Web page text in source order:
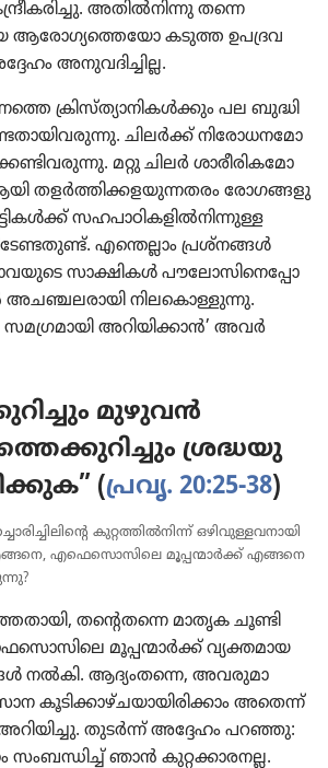
അതിൽനി​ന്നു തന്നെ
ആരോ​ഗ്യ​ത്തെ​യോ കടുത്ത ഉപദ്ര​വ​
അനുവ​ദി​ച്ചില്ല.
ക്രിസ്‌ത്യാ​നി​കൾക്കും പല ബുദ്ധി​
ചിലർക്ക്‌ നിരോ​ധ​ന​മോ
മറ്റു ചിലർ ശാരീ​രി​ക​മോ
തളർത്തി​ക്ക​ള​യു​ന്ന​തരം രോഗ​ങ്ങ​ളു​
സഹപാ​ഠി​ക​ളിൽനി​ന്നുള്ള
എന്തെല്ലാം പ്രശ്‌നങ്ങൾ
സാക്ഷികൾ പൗലോ​സി​നെ​പ്പോ​
അചഞ്ചല​രാ​യി നില​കൊ​ള്ളു​ന്നു.
അറിയി​ക്കാൻ’ അവർ
മുഴുവൻ
ശ്രദ്ധയു​
(പ്രവൃ. 20:25-38)
കുറ്റത്തിൽനിന്ന്‌ ഒഴിവു​ള്ള​വ​നാ​യി​
എഫെ​സൊ​സി​ലെ മൂപ്പന്മാർക്ക്‌ എങ്ങനെ
തന്റെതന്നെ മാതൃക ചൂണ്ടി​
മൂപ്പന്മാർക്ക്‌ വ്യക്തമായ
നൽകി. ആദ്യം​തന്നെ, അവരു​മാ​
കൂടി​ക്കാ​ഴ്‌ച​യാ​യി​രി​ക്കാം അതെന്ന്‌
തുടർന്ന്‌ അദ്ദേഹം പറഞ്ഞു:
ഞാൻ കുറ്റക്കാ​രനല്ല.